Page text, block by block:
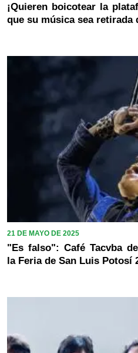
¡Quieren boicotear la
que su música sea retirada
21 DE MAYO DE 2025
"Es falso": Café Tacvba
la Feria de San Luis Potosí